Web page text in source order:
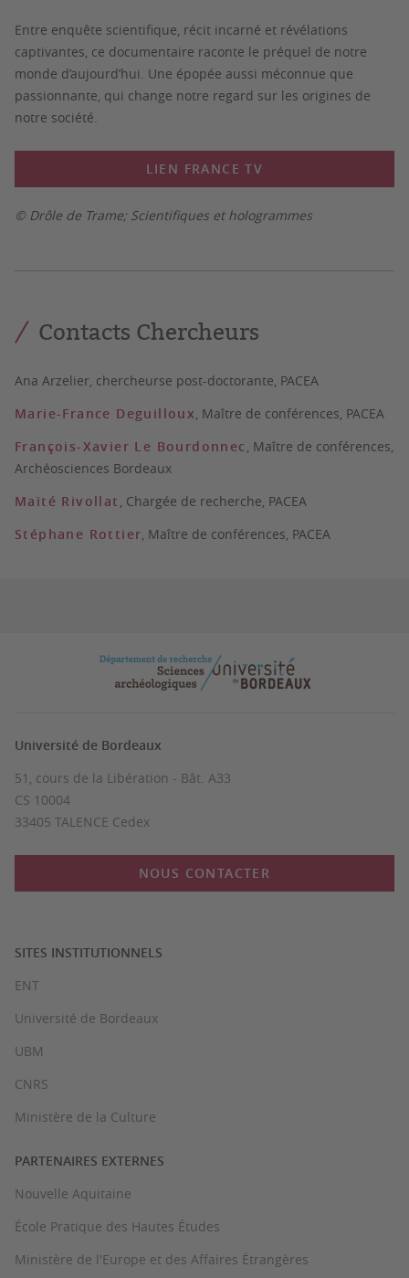
Entre enquête scientifique, récit incarné et révélations
captivantes, ce documentaire raconte le préquel de notre
monde d’aujourd’hui. Une épopée aussi méconnue que
passionnante, qui change notre regard sur les origines de
notre société.
LIEN FRANCE TV
© Drôle de Trame; Scientifiques et hologrammes
Contacts Chercheurs
Ana Arzelier, chercheurse post-doctorante, PACEA
Marie-France Deguilloux, Maître de conférences, PACEA
François-Xavier Le Bourdonnec , Maître de conférences,
Archéosciences Bordeaux
Maïté Rivollat , Chargée de recherche, PACEA
Stéphane Rottier, Maître de conférences, PACEA
Université de Bordeaux
51, cours de la Libération - Bât. A33
CS 10004
33405 TALENCE Cedex
NOUS CONTACTER
SITES INSTITUTIONNELS
ENT
Université de Bordeaux
UBM
CNRS
Ministère de la Culture
PARTENAIRES EXTERNES
Nouvelle Aquitaine
École Pratique des Hautes Études
Ministère de l'Europe et des Affaires Étrangères